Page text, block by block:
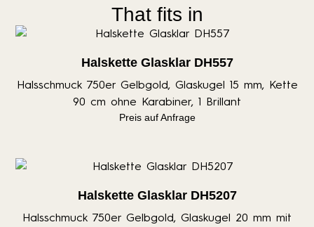
That fits in
Halskette Glasklar DH557
Halsschmuck 750er Gelbgold, Glaskugel 15 mm, Kette
90 cm ohne Karabiner, 1 Brillant
Preis auf Anfrage
Halskette Glasklar DH5207
Halsschmuck 750er Gelbgold, Glaskugel 20 mm mit